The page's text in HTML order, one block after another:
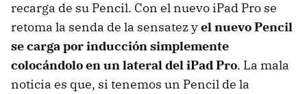
recarga de su Pencil. Con el nuevo iPad Pro se
retoma la senda de la sensatez yel nuevo Pencil
se carga por inducción simplemente
colocándolo en un lateral del iPad Pro. La mala
noticia es que, si tenemos un Pencil de la